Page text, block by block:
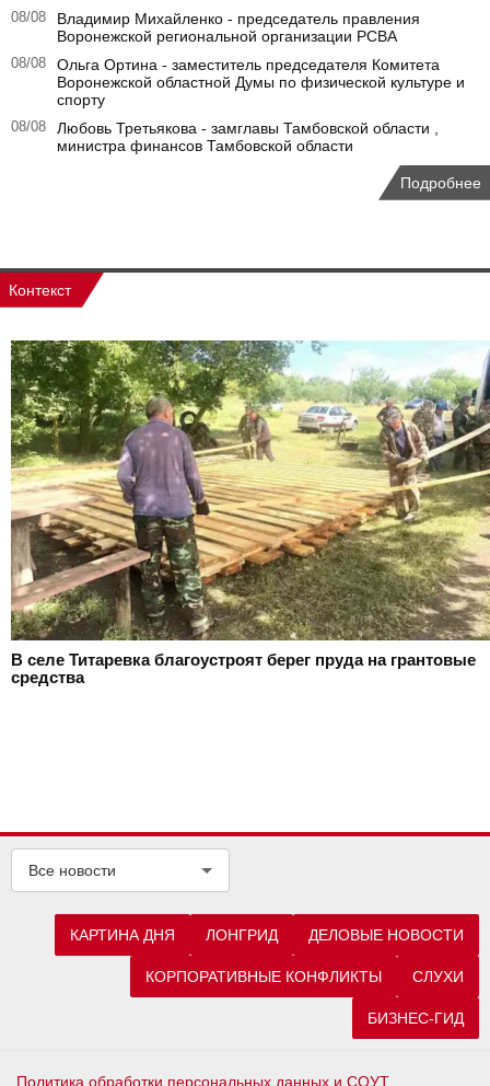
08/08
Владимир Михайленко - председатель правления
Воронежской региональной организации РСВА
08/08
Ольга Ортина - заместитель председателя Комитета
Воронежской областной Думы по физической культуре и
спорту
08/08
Любовь Третьякова - замглавы Тамбовской области ,
министра финансов Тамбовской области
Подробнее
Контекст
В селе Титаревка благоустроят берег пруда на грантовые
средства
Все новости
КАРТИНА ДНЯ ЛОНГРИД ДЕЛОВЫЕ НОВОСТИ
КОРПОРАТИВНЫЕ КОНФЛИКТЫ СЛУХИ
БИЗНЕС-ГИД
Политика обработки персональных данных и СОУТ